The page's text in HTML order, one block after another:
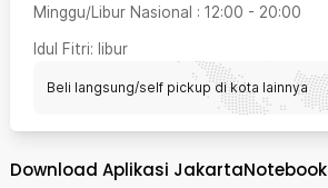
Minggu/Libur Nasional : 12:00 - 20:00
Idul Fitri: libur
Beli langsung/self pickup di kota lainnya
Download Aplikasi JakartaNotebook